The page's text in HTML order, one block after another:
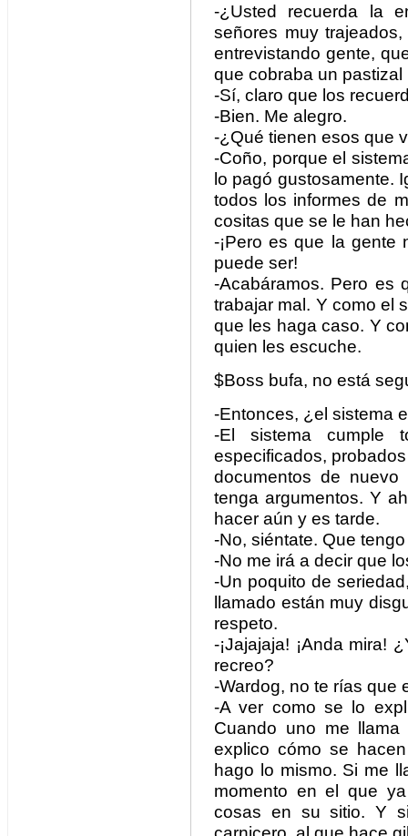
-¿Usted recuerda la
señores muy
entrevistando gente,
que cobraba un pastizal
-Sí, claro que los
-Bien. Me alegro.
-¿Qué tienen esos que
-Coño, porque el
lo pagó gustosamente.
todos los informes de
cositas que se le han
-¡Pero es que la gente
puede ser!
-Acabáramos. Pero es
trabajar mal. Y como el
que les haga caso. Y
quien les escuche.
$Boss bufa, no está
-Entonces, ¿el sistema
-El sistema cumple
especificados,
documentos de
tenga argumentos. Y
hacer aún y es tarde.
-No, siéntate. Que
-No me irá a decir que
-Un poquito de
llamado están muy
respeto.
-¡Jajajaja! ¡Anda mira!
recreo?
-Wardog, no te rías que
-A ver como se lo
Cuando uno me
explico cómo se
hago lo mismo. Si me
momento en el que
cosas en su sitio. Y